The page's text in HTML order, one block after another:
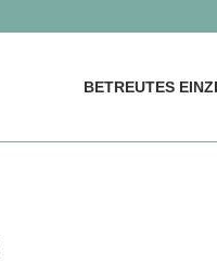
BETREUTES